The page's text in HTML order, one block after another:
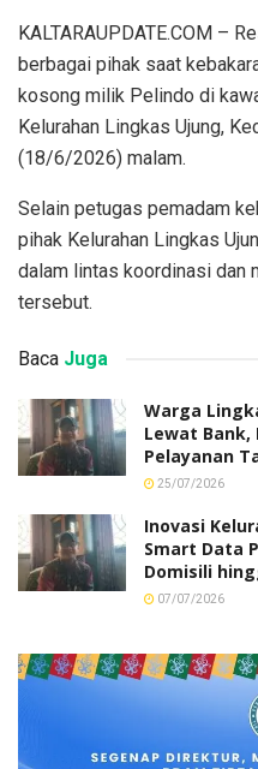
KALTARAUPDATE.COM –
berbagai pihak saat
kosong milik Pelindo di
Kelurahan Lingkas Ujung,
(18/6/2026) malam.
Selain petugas pemadam
pihak Kelurahan Lingkas
dalam lintas koordinasi dan
tersebut.
Baca Juga
Warga
Lewat Bank,
Pelayanan
25/07/2026
Inovasi
Smart Data
Domisili
07/07/2026